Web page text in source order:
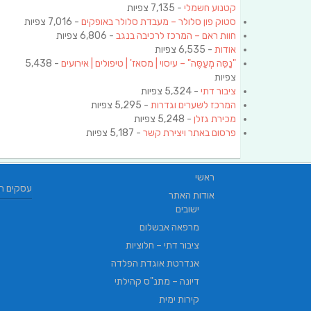
קטנוע חשמלי - 7,135 צפיות
סטוק פון סלולר – מעבדת סלולר באופקים - 7,016 צפיות
חוות ראם – המרכז לרכיבה בנגב - 6,806 צפיות
אודות - 6,535 צפיות
"נַסֵּה מְעַסֶּה" – עיסוי | מסאז' | טיפולים | אירועים
- 5,438
צפיות
ציבור דתי - 5,324 צפיות
המרכז לשערים וגדרות - 5,295 צפיות
מכירת גזלן - 5,248 צפיות
פרסום באתר ויצירת קשר - 5,187 צפיות
עסקים
ראשי
אודות האתר
ישובים
מרפאה אבשלום
ציבור דתי – חלוציות
אנדרטת אוגדת הפלדה
דיונה – מתנ"ס קהילתי
קירות ימית